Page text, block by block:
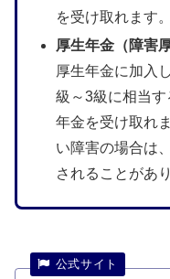
を受け取れます。
厚生年金（障害
厚生年金に加入
級～3級に相当
年金を受け取れ
い障害の場合は
されることがあ